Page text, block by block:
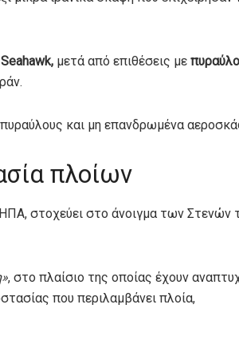
μετά από επιθέσεις με
και μη επανδρωμένα
πλοίων
στοχεύει στο άνοιγμα των Στενών
, στο πλαίσιο της οποίας έχουν
που περιλαμβάνει πλοία,